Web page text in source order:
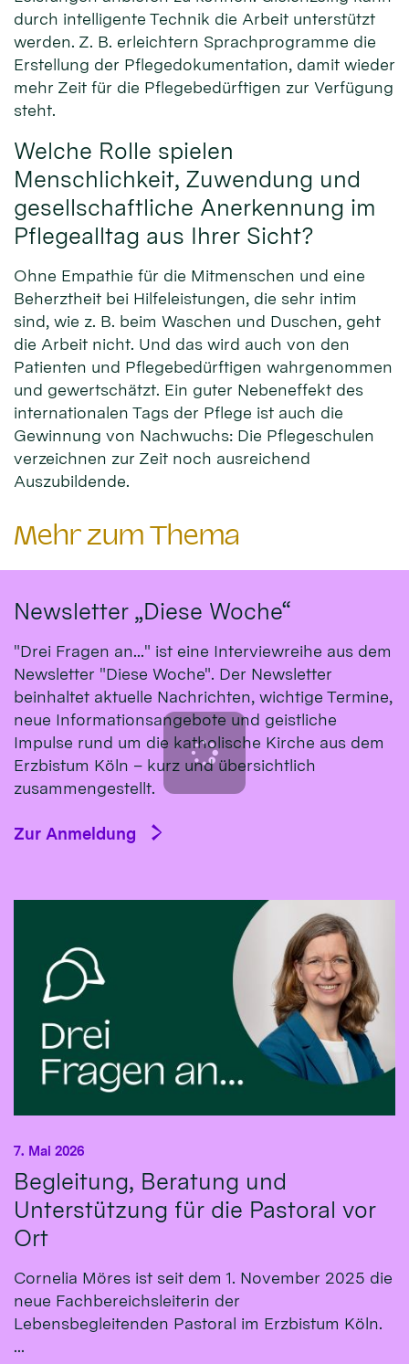
durch intelligente Technik die Arbeit unterstützt
werden. Z. B. erleichtern Sprachprogramme die
Erstellung der Pflegedokumentation, damit wieder
mehr Zeit für die Pflegebedürftigen zur Verfügung
steht.
Welche Rolle spielen
Menschlichkeit, Zuwendung und
gesellschaftliche Anerkennung im
Pflegealltag aus Ihrer Sicht?
Ohne Empathie für die Mitmenschen und eine
Beherztheit bei Hilfeleistungen, die sehr intim
sind, wie z. B. beim Waschen und Duschen, geht
die Arbeit nicht. Und das wird auch von den
Patienten und Pflegebedürftigen wahrgenommen
und gewertschätzt. Ein guter Nebeneffekt des
internationalen Tags der Pflege ist auch die
Gewinnung von Nachwuchs: Die Pflegeschulen
verzeichnen zur Zeit noch ausreichend
Auszubildende.
Mehr zum Thema
Newsletter „Diese Woche“
"Drei Fragen an..." ist eine Interviewreihe aus dem
Newsletter "Diese Woche". Der Newsletter
beinhaltet aktuelle Nachrichten, wichtige Termine,
neue Informationsangebote und geistliche
Impulse rund um die katholische Kirche aus dem
Erzbistum Köln – kurz und übersichtlich
zusammengestellt.
Zur Anmeldung
Begleitung, Beratung und
Unterstützung für die Pastoral vor
Ort
7. Mai 2026
Cornelia Möres ist seit dem 1. November 2025 die
neue Fachbereichsleiterin der
Lebensbegleitenden Pastoral im Erzbistum Köln.
...